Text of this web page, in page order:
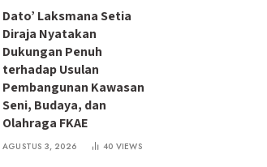
Dato’ Laksmana Setia
Diraja Nyatakan
Dukungan Penuh
terhadap Usulan
Pembangunan Kawasan
Seni, Budaya, dan
Olahraga FKAE
AGUSTUS 3, 2026 40 VIEWS